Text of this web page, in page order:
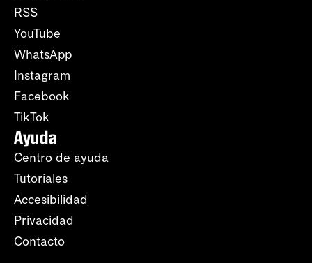
RSS
YouTube
WhatsApp
Instagram
Facebook
TikTok
Ayuda
Centro de ayuda
Tutoriales
Accesibilidad
Privacidad
Contacto